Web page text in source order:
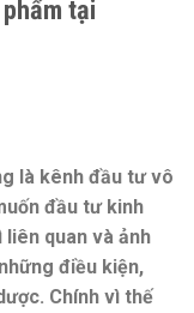
tại
là kênh đầu tư vô
đầu tư kinh
liên quan và ảnh
điều kiện,
Chính vì thế